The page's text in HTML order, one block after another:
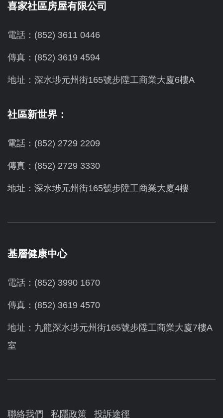
喜家社區房屋有限公司
電話：(852) 3611 0446
傳真：(852) 3619 4594
地址： 深水埗元州街165號步陞工商業大廈6樓A
社區新世界：
電話：(852) 2729 2209
傳真：(852) 2729 3330
地址：深水埗元州街165號步陞工商業大廈4樓
基層健康中心
電話：(852) 3990 1670
傳真：(852) 3619 4570
地址：九龍深水埗元州街165號步陞工商業大廈7樓A
室
聯絡我們 私隱政策 投訴途徑